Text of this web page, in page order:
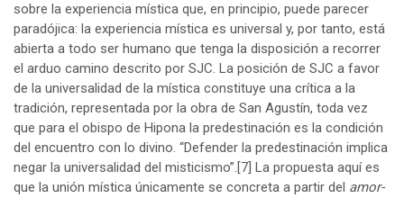
sobre la experiencia mística que, en principio, puede parecer
paradójica: la experiencia mística es universal y, por tanto, está
abierta a todo ser humano que tenga la disposición a recorrer
el arduo camino descrito por SJC. La posición de SJC a favor
de la universalidad de la mística constituye una crítica a la
tradición, representada por la obra de San Agustín, toda vez
que para el obispo de Hipona la predestinación es la condición
del encuentro con lo divino. “Defender la predestinación implica
negar la universalidad del misticismo”.[7] La propuesta aquí es
que la unión mística únicamente se concreta a partir del amor-